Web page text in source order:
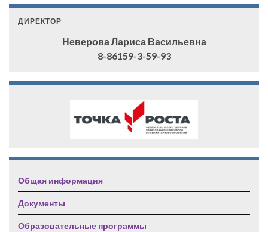
ДИРЕКТОР
Неверова Лариса Васильевна
8-86159-3-59-93
Общая информация
Документы
Образовательные программы